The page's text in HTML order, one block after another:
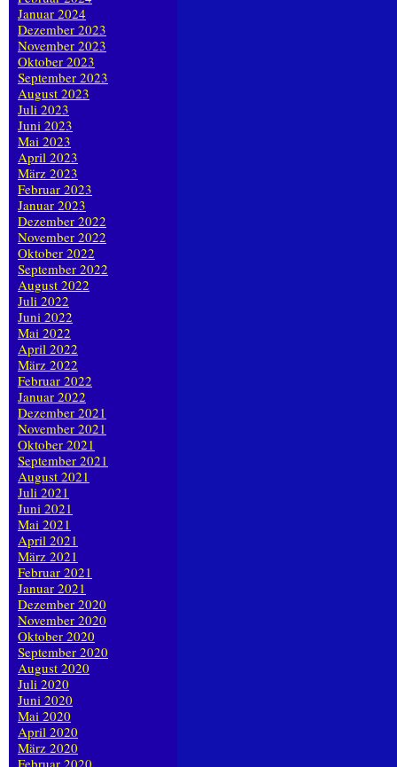
Januar 2024
Dezember 2023
November 2023
Oktober 2023
September 2023
August 2023
Juli 2023
Juni 2023
Mai 2023
April 2023
März 2023
Februar 2023
Januar 2023
Dezember 2022
November 2022
Oktober 2022
September 2022
August 2022
Juli 2022
Juni 2022
Mai 2022
April 2022
März 2022
Februar 2022
Januar 2022
Dezember 2021
November 2021
Oktober 2021
September 2021
August 2021
Juli 2021
Juni 2021
Mai 2021
April 2021
März 2021
Februar 2021
Januar 2021
Dezember 2020
November 2020
Oktober 2020
September 2020
August 2020
Juli 2020
Juni 2020
Mai 2020
April 2020
März 2020
Februar 2020